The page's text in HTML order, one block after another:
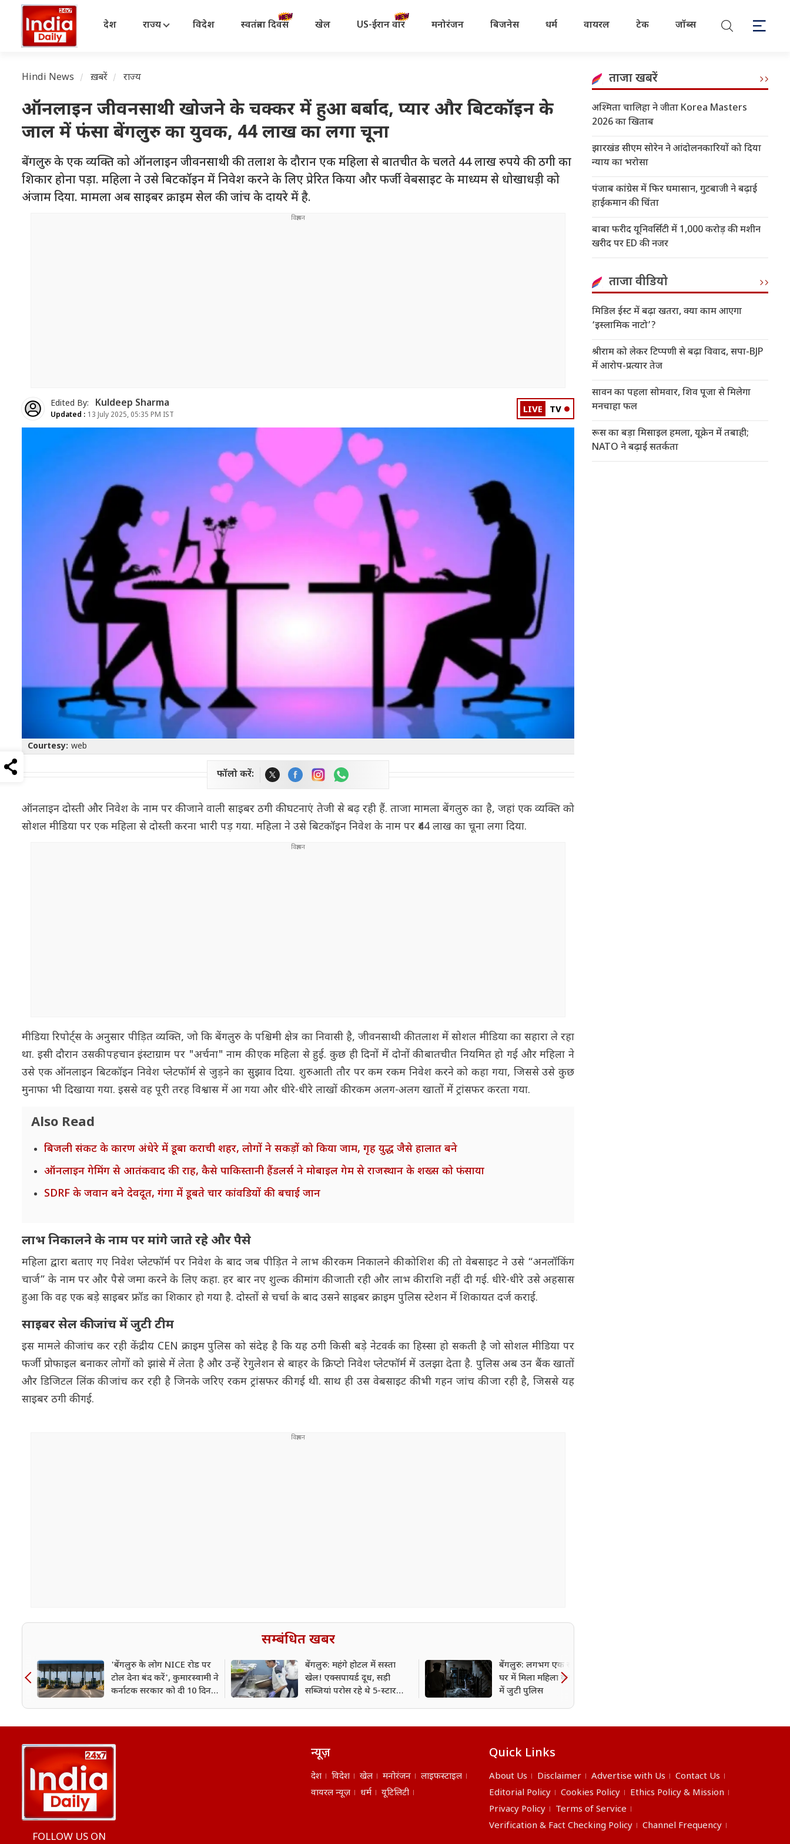
देश राज्य विदेश स्वतंत्रता दिवस खेल US-ईरान वॉर मनोरंजन बिजनेस धर्म वायरल टेक जॉब्स
Hindi News ख़बरें राज्य
ऑनलाइन जीवनसाथी खोजने के चक्कर में हुआ बर्बाद, प्यार और बिटकॉइन के
जाल में फंसा बेंगलुरु का युवक, 44 लाख का लगा चूना
बेंगलुरु के एक व्यक्ति को ऑनलाइन जीवनसाथी की तलाश के दौरान एक महिला से बातचीत के चलते 44 लाख रुपये की ठगी का
शिकार होना पड़ा. महिला ने उसे बिटकॉइन में निवेश करने के लिए प्रेरित किया और फर्जी वेबसाइट के माध्यम से धोखाधड़ी को
अंजाम दिया. मामला अब साइबर क्राइम सेल की जांच के दायरे में है.
Edited By: Kuldeep Sharma
Updated : 13 July 2025, 05:35 PM IST LIVE TV
Courtesy: web
फॉलो करें:
ऑनलाइन दोस्ती और निवेश के नाम पर की जाने वाली साइबर ठगी की घटनाएं तेजी से बढ़ रही हैं. ताजा मामला बेंगलुरु का है, जहां एक व्यक्ति को
सोशल मीडिया पर एक महिला से दोस्ती करना भारी पड़ गया. महिला ने उसे बिटकॉइन निवेश के नाम पर ₹44 लाख का चूना लगा दिया.
मीडिया रिपोर्ट्स के अनुसार पीड़ित व्यक्ति, जो कि बेंगलुरु के पश्चिमी क्षेत्र का निवासी है, जीवनसाथी की तलाश में सोशल मीडिया का सहारा ले रहा
था. इसी दौरान उसकी पहचान इंस्टाग्राम पर "अर्चना" नाम की एक महिला से हुई. कुछ ही दिनों में दोनों की बातचीत नियमित हो गई और महिला ने
उसे एक ऑनलाइन बिटकॉइन निवेश प्लेटफॉर्म से जुड़ने का सुझाव दिया. शुरुआती तौर पर कम रकम निवेश करने को कहा गया, जिससे उसे कुछ
मुनाफा भी दिखाया गया. इससे वह पूरी तरह विश्वास में आ गया और धीरे-धीरे लाखों की रकम अलग-अलग खातों में ट्रांसफर करता गया.
Also Read
बिजली संकट के कारण अंधेरे में डूबा कराची शहर, लोगों ने सकड़ों को किया जाम, गृह युद्ध जैसे हालात बने
ऑनलाइन गेमिंग से आतंकवाद की राह, कैसे पाकिस्तानी हैंडलर्स ने मोबाइल गेम से राजस्थान के शख्स को फंसाया
SDRF के जवान बने देवदूत, गंगा में डूबते चार कांवडियों की बचाई जान
लाभ निकालने के नाम पर मांगे जाते रहे और पैसे
महिला द्वारा बताए गए निवेश प्लेटफॉर्म पर निवेश के बाद जब पीड़ित ने लाभ की रकम निकालने की कोशिश की, तो वेबसाइट ने उसे “अनलॉकिंग
चार्ज” के नाम पर और पैसे जमा करने के लिए कहा. हर बार नए शुल्क की मांग की जाती रही और लाभ की राशि नहीं दी गई. धीरे-धीरे उसे अहसास
हुआ कि वह एक बड़े साइबर फ्रॉड का शिकार हो गया है. दोस्तों से चर्चा के बाद उसने साइबर क्राइम पुलिस स्टेशन में शिकायत दर्ज कराई.
साइबर सेल की जांच में जुटी टीम
इस मामले की जांच कर रही केंद्रीय CEN क्राइम पुलिस को संदेह है कि यह ठगी किसी बड़े नेटवर्क का हिस्सा हो सकती है जो सोशल मीडिया पर
फर्जी प्रोफाइल बनाकर लोगों को झांसे में लेता है और उन्हें रेगुलेशन से बाहर के क्रिप्टो निवेश प्लेटफॉर्म में उलझा देता है. पुलिस अब उन बैंक खातों
और डिजिटल लिंक की जांच कर रही है जिनके जरिए रकम ट्रांसफर की गई थी. साथ ही उस वेबसाइट की भी गहन जांच की जा रही है, जिससे यह
साइबर ठगी की गई.
सम्बंधित खबर
'बेंगलुरु के लोग NICE रोड पर
टोल देना बंद करें', कुमारस्वामी ने
कर्नाटक सरकार को दी 10 दिन
बेंगलुरु: महंगे होटल में सस्ता
खेल! एक्सपायर्ड दूध, सड़ी
सब्जियां परोस रहे थे 5-स्टार
बेंगलुरु: लगभग एक साल बाद
घर में मिला महिला का शव, जांच
में जुटी पुलिस
ताजा खबरें
अश्मिता चालिहा ने जीता Korea Masters
2026 का खिताब
झारखंड सीएम सोरेन ने आंदोलनकारियों को दिया
न्याय का भरोसा
पंजाब कांग्रेस में फिर घमासान, गुटबाजी ने बढ़ाई
हाईकमान की चिंता
बाबा फरीद यूनिवर्सिटी में 1,000 करोड़ की मशीन
खरीद पर ED की नजर
ताजा वीडियो
मिडिल ईस्ट में बढ़ा खतरा, क्या काम आएगा
‘इस्लामिक नाटो’?
श्रीराम को लेकर टिप्पणी से बढ़ा विवाद, सपा-BJP
में आरोप-प्रत्यार तेज
सावन का पहला सोमवार, शिव पूजा से मिलेगा
मनचाहा फल
रूस का बड़ा मिसाइल हमला, यूक्रेन में तबाही;
NATO ने बढ़ाई सतर्कता
FOLLOW US ON
न्यूज़
देश विदेश खेल मनोरंजन
लाइफस्टाइल
वायरल न्यूज़
धर्म यूटिलिटी
Quick Links
About Us Disclaimer Advertise with Us
Contact Us
Editorial Policy
Cookies Policy
Ethics Policy & Mission
Privacy Policy
Terms of Service
Verification & Fact Checking Policy
Channel Frequency